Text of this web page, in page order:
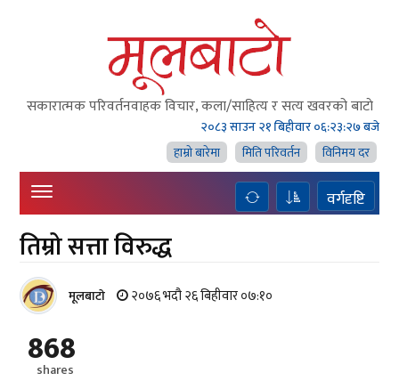
सकारात्मक परिवर्तनवाहक विचार, कला/साहित्य र सत्य खवरको बाटाे
२०८३ साउन २१ बिहीवार०६:२३:२८ बजे
हाम्राे बारेमा
मिति परिवर्तन विनिमय दर
वर्गदृष्टि
तिम्रो सत्ता विरुद्ध
मूलबाटाे २०७६ भदौ २६ बिहीवार ०७:१०
868
shares